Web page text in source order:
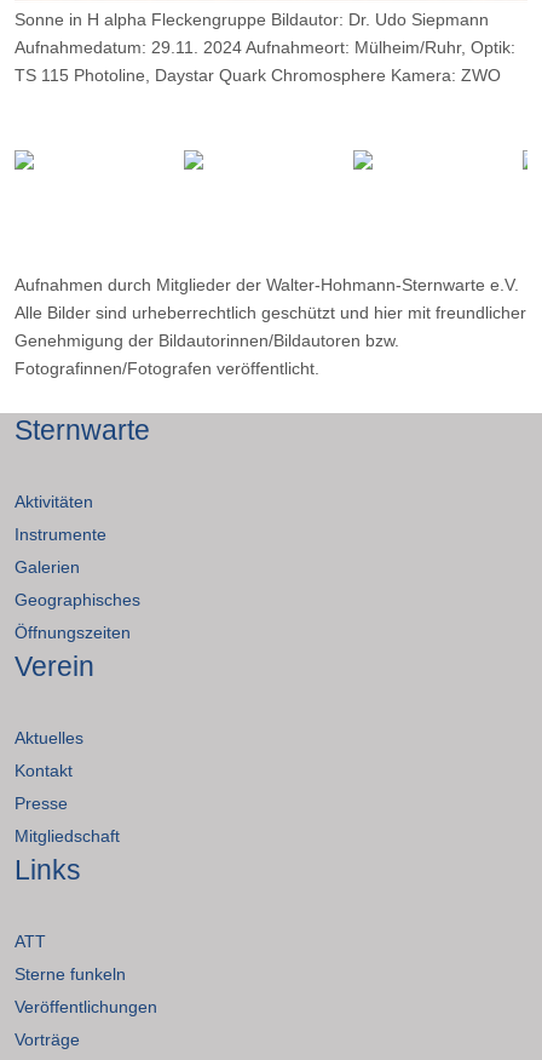
Sonne in H alpha Fleckengruppe Bildautor: Dr. Udo Siepmann
Aufnahmedatum: 29.11. 2024 Aufnahmeort: Mülheim/Ruhr, Optik:
TS 115 Photoline, Daystar Quark Chromosphere Kamera: ZWO
Belichtung: 2000 Frames, davon 9%.
Aufnahmen durch Mitglieder der Walter-Hohmann-Sternwarte e.V.
Alle Bilder sind urheberrechtlich geschützt und hier mit freundlicher
Genehmigung der Bildautorinnen/Bildautoren bzw.
Fotografinnen/Fotografen veröffentlicht.
Sternwarte
Aktivitäten
Instrumente
Galerien
Geographisches
Öffnungszeiten
Verein
Aktuelles
Kontakt
Presse
Mitgliedschaft
Links
ATT
Sterne funkeln
Veröffentlichungen
Vorträge